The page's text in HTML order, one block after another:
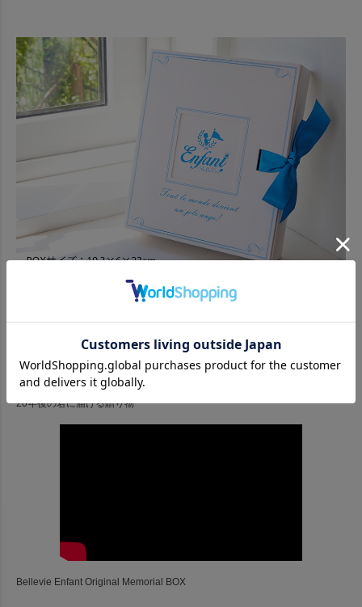
20年後の君に届ける贈り物
Bellevie Enfant Original Memorial BOX